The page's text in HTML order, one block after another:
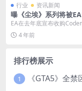
行业 资讯新闻
曝《尘埃》系列将被
集中资源开发热门赛车
EA在去年底宣布收购
s，众多赛车游戏的IP也因
手中...4 年前
排行榜展示
1 《GTA5》全